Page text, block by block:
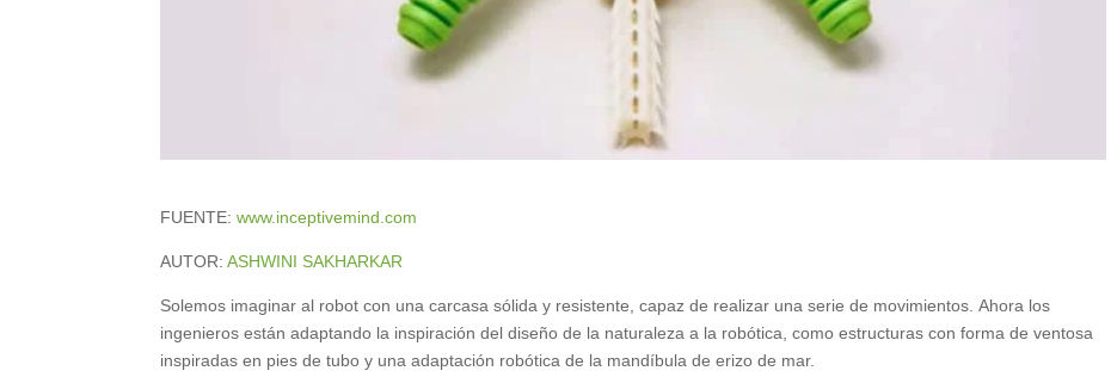
FUENTE:www.inceptivemind.com
AUTOR:ASHWINI SAKHARKAR
Solemos imaginar al robot con una carcasa sólida y resistente, capaz de realizar una serie de movimientos. Ahora los
ingenieros están adaptando la inspiración del diseño de la naturaleza a la robótica, como estructuras con forma de ventosa
inspiradas en pies de tubo y una adaptación robótica de la mandíbula de erizo de mar.